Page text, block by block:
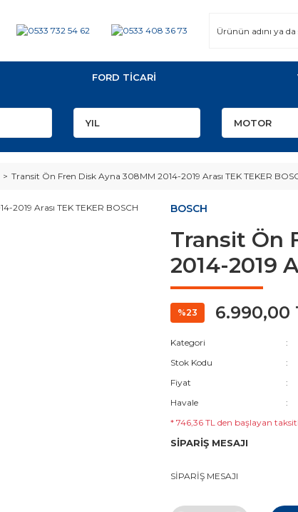
FORD TİCARİ
Transit Ön Fren Disk Ayna 308MM 2014-2019 Arası TEK TEKER
BOSCH
Transit Ön
2014-2019
%23 6.990,00
Kategori
Stok Kodu
Fiyat
Havale
* 746,36 TL den başlayan
SİPARİŞ MESAJI
SİPARİŞ MESAJI